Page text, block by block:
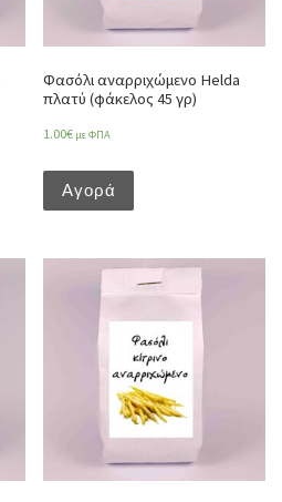
Φασόλι αναρριχώμενο Helda
πλατύ (φάκελος 45 γρ)
1.00€ με ΦΠΑ
Αγορά